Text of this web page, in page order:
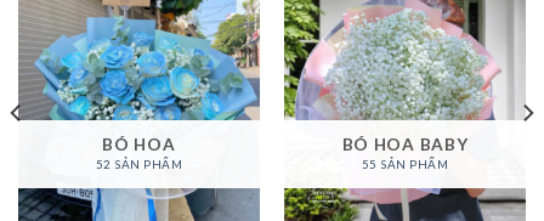
BÓ HOA
52 SẢN PHẨM
BÓ HOA BABY
55 SẢN PHẨM